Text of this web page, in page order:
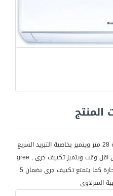
تكييف جرى, gree يكفى حتى مساحة 28 متر ويتميز بخاصية التبريد السريع
التربو التى تعمل على تبريد الغرفة فى اقل وقت ويتميز تكييف جرى , gree
بضاغط تروبيكال يعمل فى الاجواء الحارة كما يتمتع تكييف جرى بضمان 5
المنزلاوى